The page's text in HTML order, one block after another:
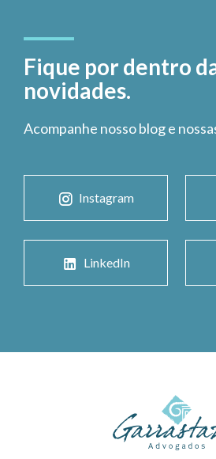
Fique por dentro
novidades.
Acompanhe nosso blog e
Instagram
LinkedIn